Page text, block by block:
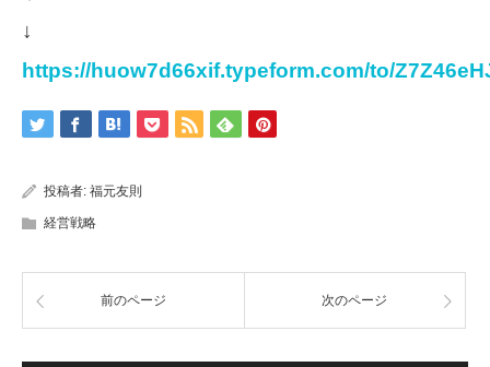
↓
https://huow7d66xif.typeform.com/to/
投稿者: 福元友則
経営戦略
前のページ 次のページ